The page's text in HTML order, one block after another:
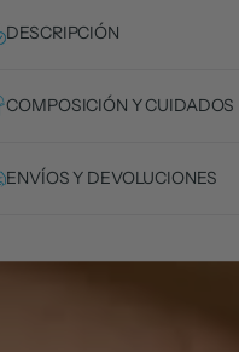
DESCRIPCIÓN
COMPOSICIÓN Y CUIDADOS
ENVÍOS Y DEVOLUCIONES